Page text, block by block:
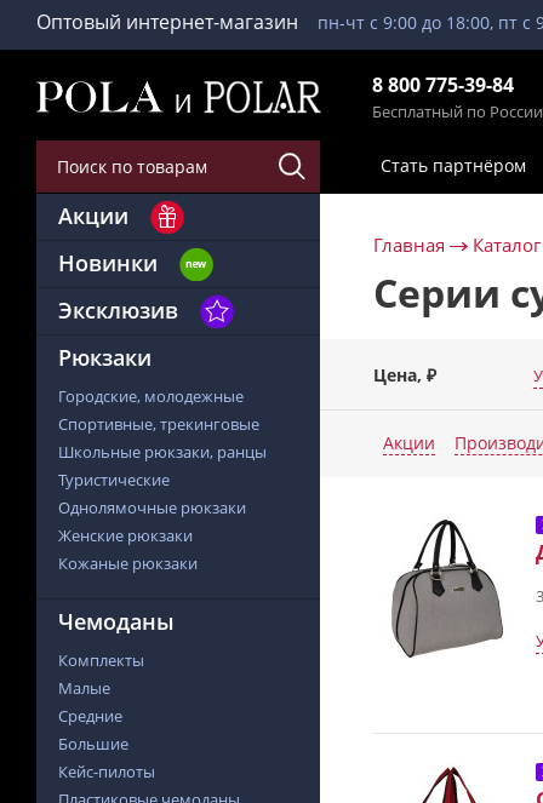
Оптовый интернет-магазин пн-чт с 9:00 до 18:00, пт с
8 800 775-39-84
Бесплатный по России
Стать партнёром
Акции
Новинки
Эксклюзив
Рюкзаки
Городские, молодежные
Спортивные, трекинговые
Школьные рюкзаки, ранцы
Туристические
Однолямочные рюкзаки
Женские рюкзаки
Кожаные рюкзаки
Чемоданы
Комплекты
Малые
Средние
Большие
Кейс-пилоты
Главная Каталог
Серии
Цена, ₽
Акции